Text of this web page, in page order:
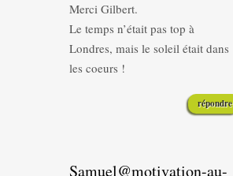
Merci Gilbert.
Le temps n’était pas top à
Londres, mais le soleil était dans
les coeurs !
répondre
Samuel@motivation-au-